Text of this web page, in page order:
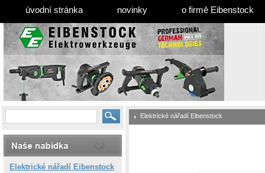
úvodní stránka novinky o firmě Eibenstock
Elektrické nářadí Eibenstock
Elektrické nářadí Eibenstock